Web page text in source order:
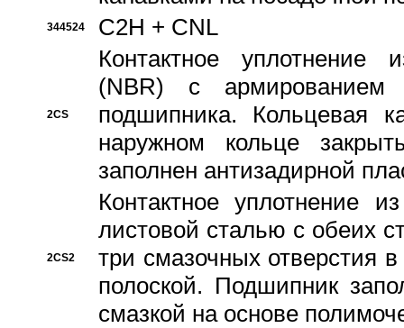
344524 C2H + CNL
2CS
Контактное уплотнение
(NBR) с
подшипника. Кольцевая
наружном кольце
заполнен антизадирной
2CS2
Контактное уплотнение
листовой сталью с обеих
три смазочных отверстия
полоской. Подшипник
смазкой на основе